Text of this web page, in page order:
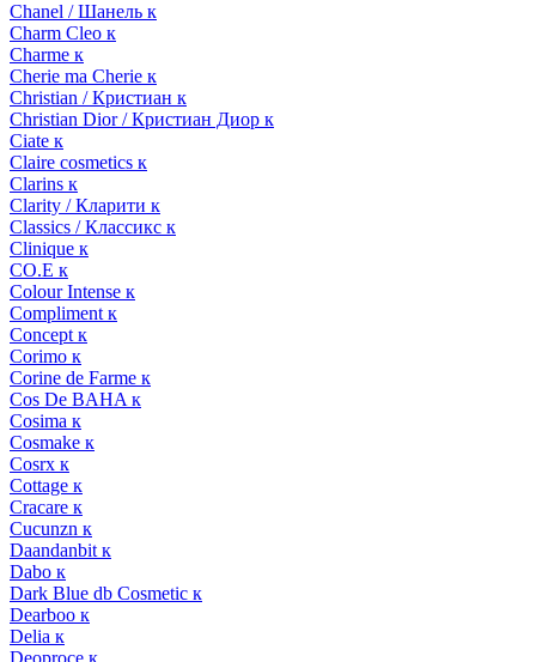
Chanel / Шанель к
Charm Cleo к
Charme к
Cherie ma Cherie к
Christian / Кристиан к
Christian Dior / Кристиан Диор к
Ciate к
Claire cosmetics к
Clarins к
Clarity / Кларити к
Classics / Классикс к
Clinique к
CO.E к
Colour Intense к
Compliment к
Concept к
Corimo к
Corine de Farme к
Cos De BAHA к
Cosima к
Cosmake к
Cosrx к
Cottage к
Cracare к
Cucunzn к
Daandanbit к
Dabo к
Dark Blue db Cosmetic к
Dearboo к
Delia к